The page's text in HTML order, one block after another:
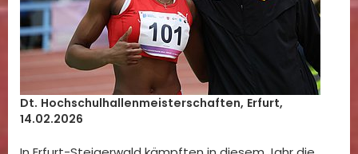
Dt. Hochschulhallenmeisterschaften, Erfurt,
14.02.2026